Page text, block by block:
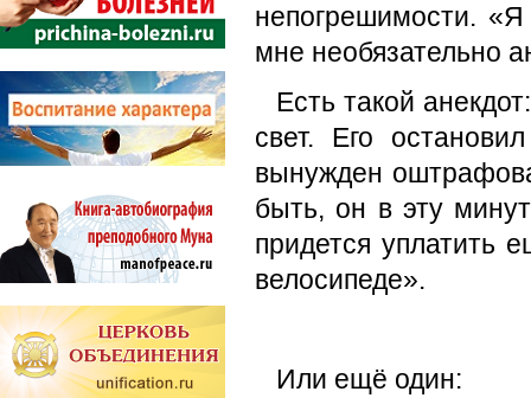
непогрешимости.
мне необязательно
Есть такой
свет. Его
вынужден
быть, он в эту
придется уплатить
велосипеде».
Или ещё один: